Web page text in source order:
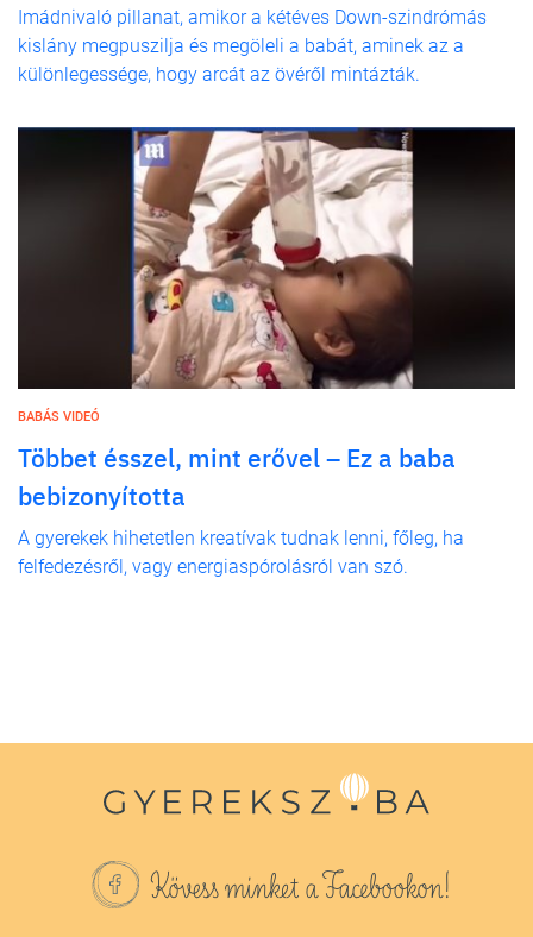
Imádnivaló pillanat, amikor a kétéves Down-szindrómás
kislány megpuszilja és megöleli a babát, aminek az a
különlegessége, hogy arcát az övéről mintázták.
BABÁS VIDEÓ
Többet ésszel, mint erővel – Ez a baba
bebizonyította
A gyerekek hihetetlen kreatívak tudnak lenni, főleg, ha
felfedezésről, vagy energiaspórolásról van szó.
Kövess minket a Facebookon!